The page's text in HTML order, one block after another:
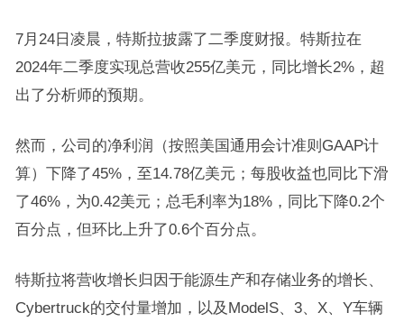
7月24日凌晨，特斯拉披露了二季度财报。特斯拉在
2024年二季度实现总营收255亿美元，同比增长2%，超
出了分析师的预期。
然而，公司的净利润（按照美国通用会计准则GAAP计
算）下降了45%，至14.78亿美元；每股收益也同比下滑
了46%，为0.42美元；总毛利率为18%，同比下降0.2个
百分点，但环比上升了0.6个百分点。
特斯拉将营收增长归因于能源生产和存储业务的增长、
Cybertruck的交付量增加，以及ModelS、3、X、Y车辆